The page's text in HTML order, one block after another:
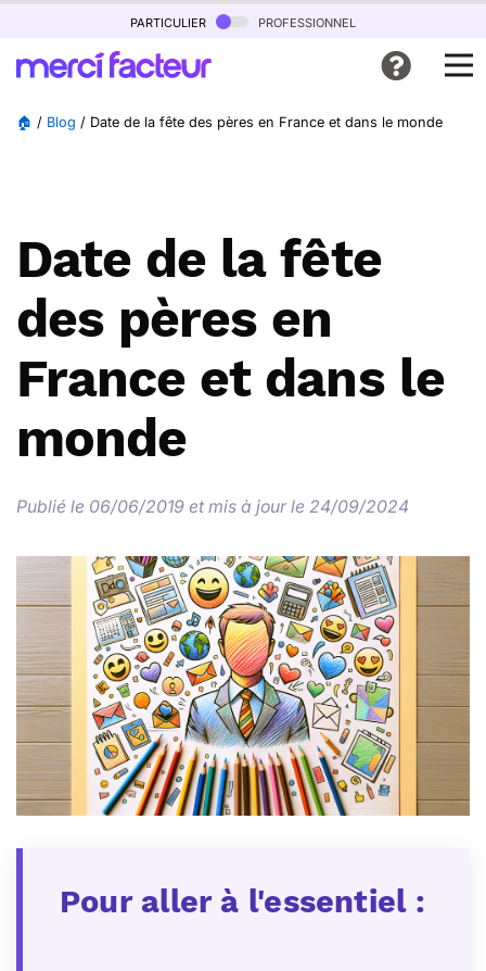
particulier professionnel
🏠 / Blog / Date de la fête des pères en France et dans le monde
Date de la fête
des pères en
France et dans le
monde
Publié le 06/06/2019 et mis à jour le 24/09/2024
Pour aller à l'essentiel :